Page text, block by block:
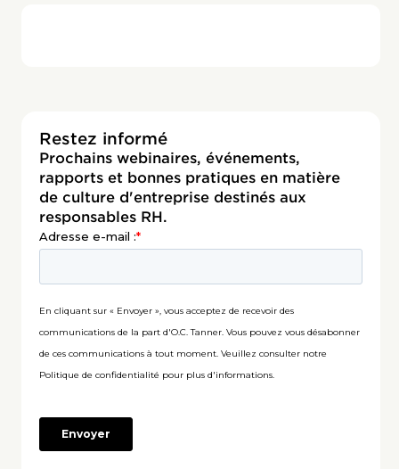
Restez informé
Prochains webinaires, événements,
rapports et bonnes pratiques en matière
de culture d'entreprise destinés aux
responsables RH.